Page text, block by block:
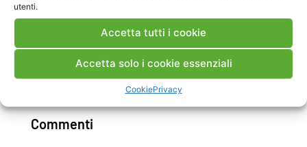
utenti.
Accetta tutti i cookie
Accetta solo i cookie essenziali
CookiePrivacy
caratteristiche tecniche dell’inverter di
Scarica Rapporto
Commenti